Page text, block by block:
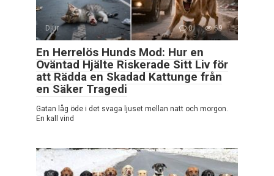
Djur 0 69
En Herrelös Hunds Mod: Hur en
Oväntad Hjälte Riskerade Sitt Liv för
att Rädda en Skadad Kattunge från
en Säker Tragedi
Gatan låg öde i det svaga ljuset mellan natt och morgon.
En kall vind